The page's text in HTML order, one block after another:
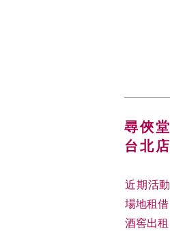
尋俠堂
台北店
近期活動
場地租借
​酒窖出租